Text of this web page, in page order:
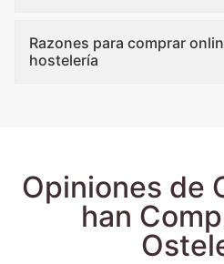
Razones para comprar
hostelería
Opiniones de
han